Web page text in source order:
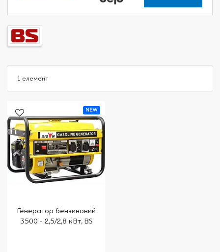
1 елемент
NEW
Генератор бензиновий
3500 - 2,5/2,8 кВт, BS